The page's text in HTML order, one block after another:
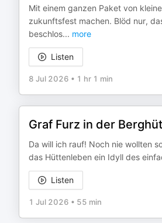
Mit einem ganzen Paket von
zukunftsfest machen. Blöd nur,
beschlos... more
Listen
8 Jul 2026 • 1 hr 1 min
Graf Furz in der
Da will ich rauf! Noch nie wollten
das Hüttenleben ein Idyll des
Listen
1 Jul 2026 • 55 min